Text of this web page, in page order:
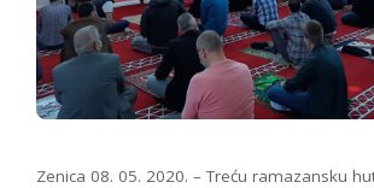
Zenica 08. 05. 2020. – Treću ramazansku